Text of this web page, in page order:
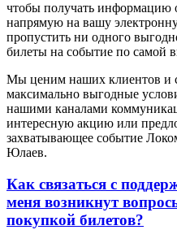
чтобы получать информацию
напрямую на вашу
пропустить ни одного
билеты на событие по самой
Мы ценим наших клиентов и
максимально выгодные
нашими каналами
интересную акцию или
захватывающее событие
Юлаев.
Как связаться с
меня возникнут
покупкой билетов?